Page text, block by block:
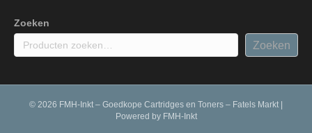
Zoeken
Zoeken
© 2026 FMH-Inkt – Goedkope Cartridges en Toners – Fatels Markt
Powered by FMH-Inkt